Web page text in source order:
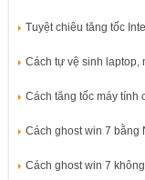
Tuyệt chiêu tăng tốc
Cách tự vệ sinh laptop,
Cách tăng tốc máy tính
Cách ghost win 7 bằng
Cách ghost win 7